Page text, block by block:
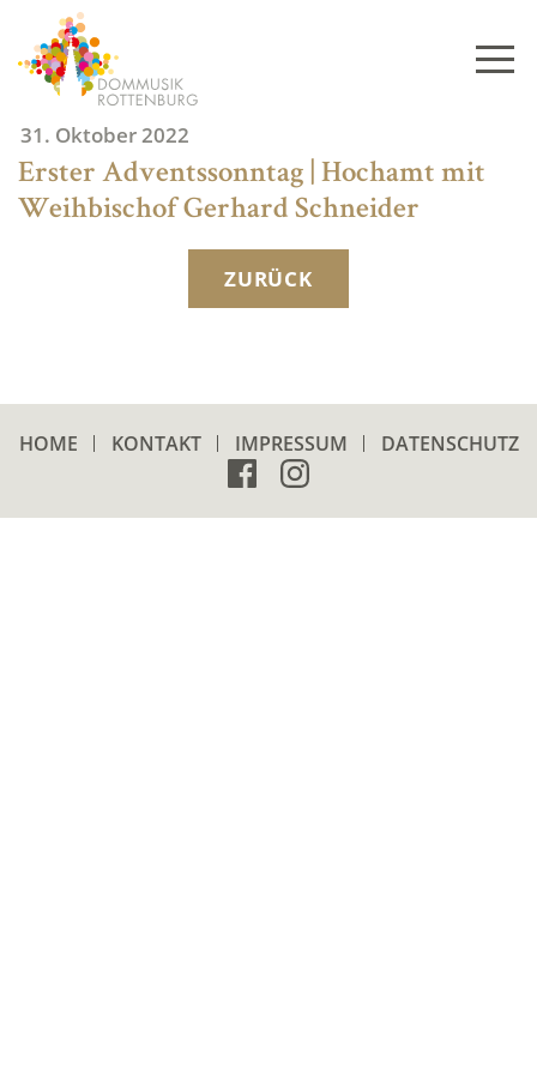
content
31. Oktober 2022
Erster Adventssonntag | Hochamt mit
Weihbischof Gerhard Schneider
ZURÜCK
HOME KONTAKT IMPRESSUM DATENSCHUTZ